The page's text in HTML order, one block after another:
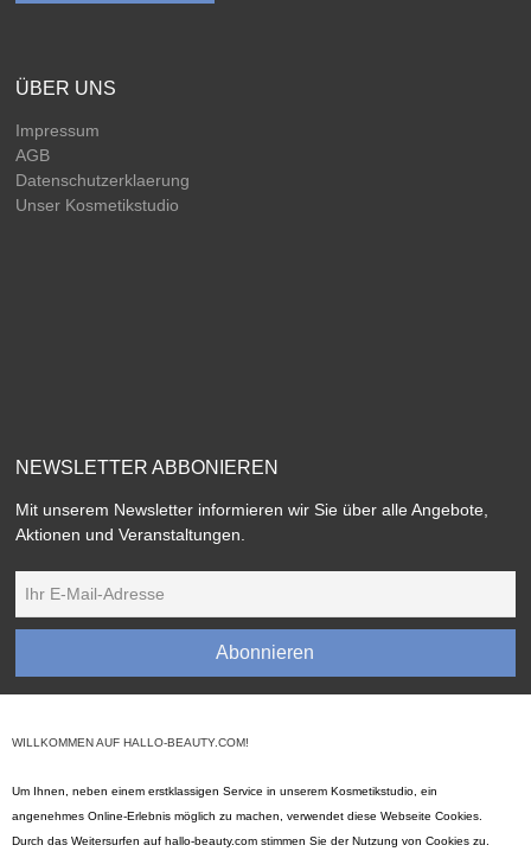
ÜBER UNS
Impressum
AGB
Datenschutzerklaerung
Unser Kosmetikstudio
NEWSLETTER ABBONIEREN
Mit unserem Newsletter informieren wir Sie über alle Angebote,
Aktionen und Veranstaltungen.
Abonnieren
WILLKOMMEN AUF HALLO-BEAUTY.COM!
Um Ihnen, neben einem erstklassigen Service in unserem Kosmetikstudio, ein
angenehmes Online-Erlebnis möglich zu machen, verwendet diese Webseite Cookies.
Durch das Weitersurfen auf hallo-beauty.com stimmen Sie der Nutzung von Cookies zu.